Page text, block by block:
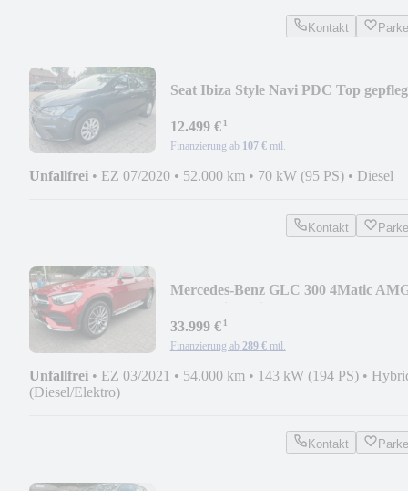
Kontakt
Seat Ibiza Style Navi PDC Top
12.499 €¹
Finanzierung ab 107 € mtl.
Unfallfrei • EZ 07/2020 • 52.000 km • 70 kW (95 PS) • Diesel
Kontakt
Mercedes-Benz GLC 300 4Matic
33.999 €¹
Finanzierung ab 289 € mtl.
Unfallfrei • EZ 03/2021 • 54.000 km • 143 kW (194 PS) •
(Diesel/Elektro)
Kontakt